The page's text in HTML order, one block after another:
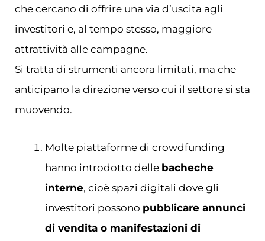
che cercano di offrire una via d’uscita agli
investitori e, al tempo stesso, maggiore
attrattività alle campagne.
Si tratta di strumenti ancora limitati, ma che
anticipano la direzione verso cui il settore si sta
muovendo.
Molte piattaforme di crowdfunding
hanno introdotto delle bacheche
interne, cioè spazi digitali dove gli
investitori possono pubblicare annunci
di vendita o manifestazioni di